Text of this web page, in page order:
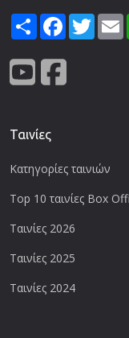
ShareFacebook
Ταινίες
Κατηγορίες ταινιών
Top 10 ταινίες Box
Ταινίες 2026
Ταινίες 2025
Ταινίες 2024